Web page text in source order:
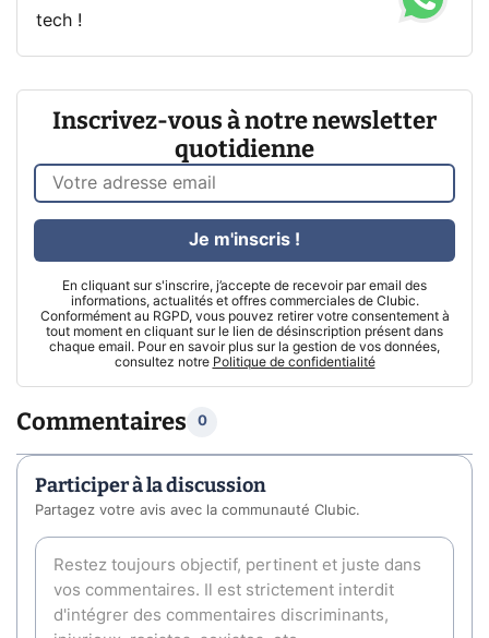
tech !
Inscrivez-vous à notre newsletter
quotidienne
En cliquant sur s'inscrire, j’accepte de recevoir par email des
informations, actualités et offres commerciales de Clubic.
Conformément au RGPD, vous pouvez retirer votre consentement à
tout moment en cliquant sur le lien de désinscription présent dans
chaque email. Pour en savoir plus sur la gestion de vos données,
consultez notre Politique de confidentialité
Je m'inscris !
Commentaires 0
Participer à la discussion
Partagez votre avis avec la communauté Clubic.